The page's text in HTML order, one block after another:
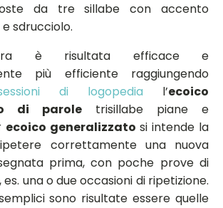
da tre sillabe con accento
sdrucciolo.
è risultata efficace e
più efficiente raggiungendo
di logopedia l’ecoico
di parole trisillabe piane e
ecoico generalizzato si intende la
correttamente una nuova
prima, con poche prove di
una o due occasioni di ripetizione.
sono risultate essere quelle